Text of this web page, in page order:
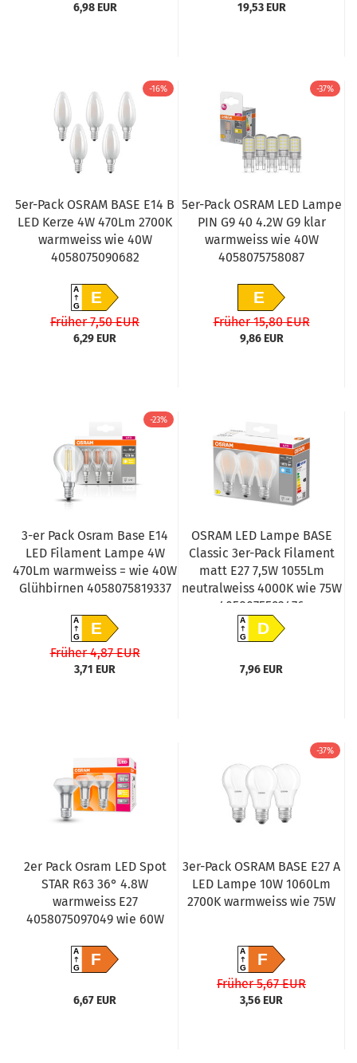
6,98 EUR 19,53 EUR
-16%
5er-Pack OSRAM BASE E14 B
LED Kerze 4W 470Lm 2700K
warmweiss wie 40W
4058075090682
A
GE
Früher 7,50 EUR
6,29 EUR
-37%
5er-Pack OSRAM LED Lampe
PIN G9 40 4.2W G9 klar
warmweiss wie 40W
4058075758087
E
Früher 15,80 EUR
9,86 EUR
-23%
3-er Pack Osram Base E14
LED Filament Lampe 4W
470Lm warmweiss = wie 40W
Glühbirnen 4058075819337
A
GE
Früher 4,87 EUR
3,71 EUR
OSRAM LED Lampe BASE
Classic 3er-Pack Filament
matt E27 7,5W 1055Lm
neutralweiss 4000K wie 75W
4058075592476
A
GD
7,96 EUR
2er Pack Osram LED Spot
STAR R63 36° 4.8W
warmweiss E27
4058075097049 wie 60W
A
GF
6,67 EUR
-37%
3er-Pack OSRAM BASE E27 A
LED Lampe 10W 1060Lm
2700K warmweiss wie 75W
A
GF
Früher 5,67 EUR
3,56 EUR